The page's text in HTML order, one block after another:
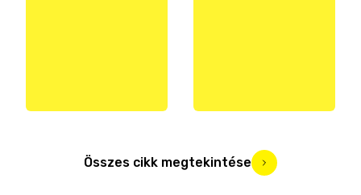
Összes cikk megtekintése